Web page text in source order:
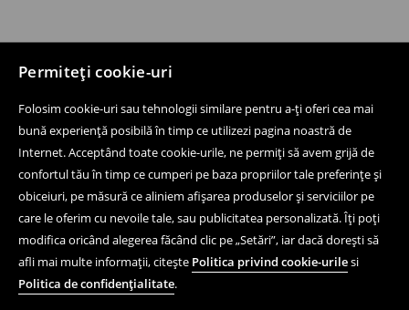
Permiteți cookie-uri
Folosim cookie-uri sau tehnologii similare pentru a-ți oferi cea mai
bună experiență posibilă în timp ce utilizezi pagina noastră de
Internet. Acceptând toate cookie-urile, ne permiți să avem grijă de
confortul tău în timp ce cumperi pe baza propriilor tale preferințe și
obiceiuri, pe măsură ce aliniem afișarea produselor și serviciilor pe
care le oferim cu nevoile tale, sau publicitatea personalizată. Îți poți
modifica oricând alegerea făcând clic pe „Setări”, iar dacă dorești să
afli mai multe informații, citește Politica privind cookie-urilesi
Politica de confidențialitate.